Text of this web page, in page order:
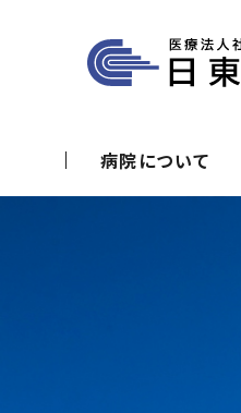
病院について